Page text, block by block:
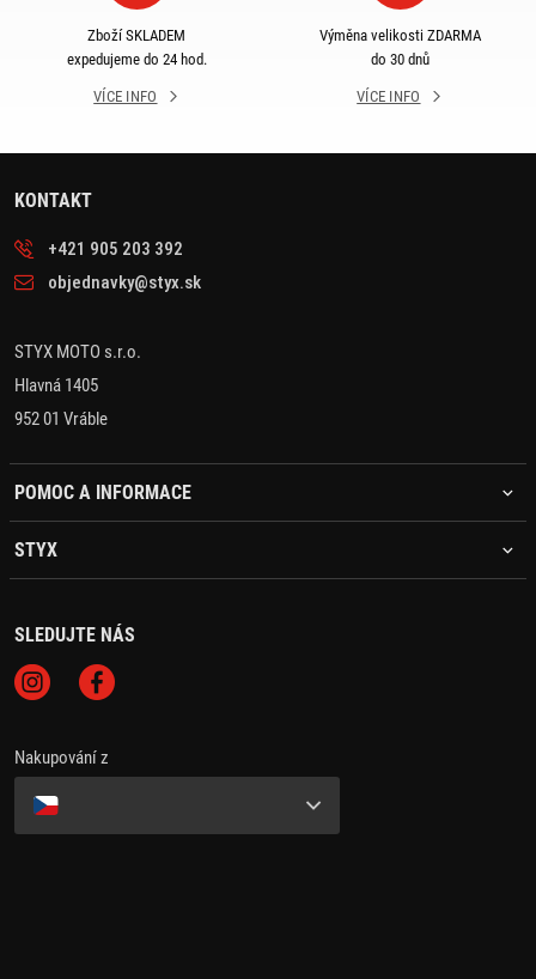
Zboží SKLADEM
expedujeme do 24 hod.
VÍCE INFO
Výměna velikosti ZDARMA
do 30 dnů
VÍCE INFO
KONTAKT
+421 905 203 392
objednavky@styx.sk
STYX MOTO s.r.o.
Hlavná 1405
952 01 Vráble
POMOC A INFORMACE
STYX
SLEDUJTE NÁS
Nakupování z